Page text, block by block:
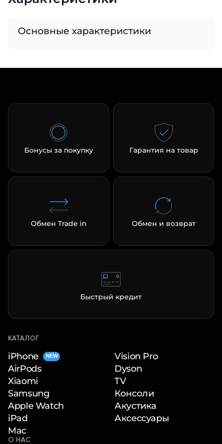
Основные характеристики
Бонусы за покупку Гарантия на товар
Обмен Trade in Обмен и возврат
Быстрый кредит
КАТАЛОГ
iPhone NEW
AirPods
Xiaomi
Samsung
Apple Watch
iPad
Mac
Vision Pro
Dyson
TV
Консоли
Акустика
Аксессуары
О НАС